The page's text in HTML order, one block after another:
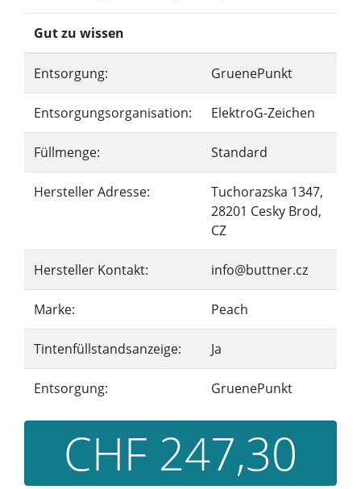
Gut zu wissen
Entsorgung: GruenePunkt
Entsorgungsorganisation: ElektroG-Zeichen
Füllmenge: Standard
Hersteller Adresse:
Tuchorazska 1347,
28201 Cesky Brod,
CZ
Hersteller Kontakt: info@buttner.cz
Marke: Peach
Tintenfüllstandsanzeige: Ja
Entsorgung: GruenePunkt
CHF 247,30